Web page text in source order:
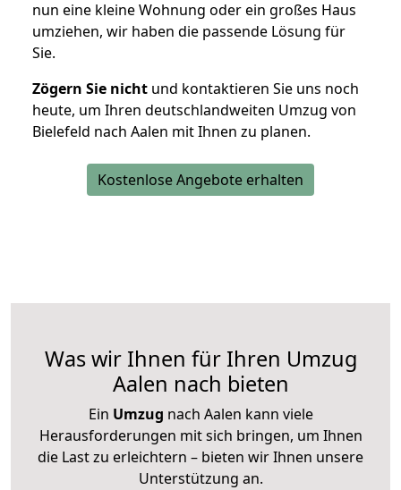
nun eine kleine Wohnung oder ein großes Haus
umziehen, wir haben die passende Lösung für
Sie.
Zögern Sie nicht und kontaktieren Sie uns noch
heute, um Ihren deutschlandweiten Umzug von
Bielefeld nach Aalen mit Ihnen zu planen.
Kostenlose Angebote erhalten
Was wir Ihnen für Ihren Umzug
Aalen nach bieten
Ein Umzug nach Aalen kann viele
Herausforderungen mit sich bringen, um Ihnen
die Last zu erleichtern – bieten wir Ihnen unsere
Unterstützung an.